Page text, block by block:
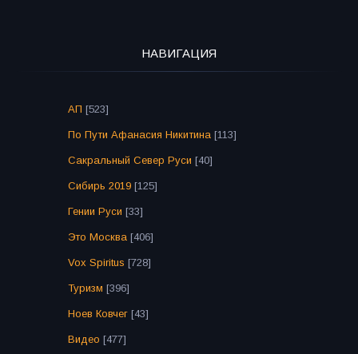
НАВИГАЦИЯ
АП [523]
По Пути Афанасия Никитина [113]
Сакральный Север Руси [40]
Сибирь 2019 [125]
Гении Руси [33]
Это Москва [406]
Vox Spiritus [728]
Туризм [396]
Ноев Ковчег [43]
Видео [477]